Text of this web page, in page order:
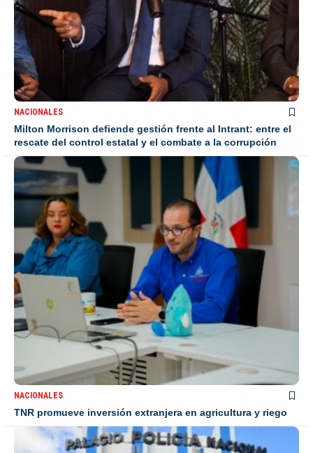
NACIONALES
Milton Morrison defiende gestión frente al Intrant: entre el
rescate del control estatal y el combate a la corrupción
NACIONALES
TNR promueve inversión extranjera en agricultura y riego